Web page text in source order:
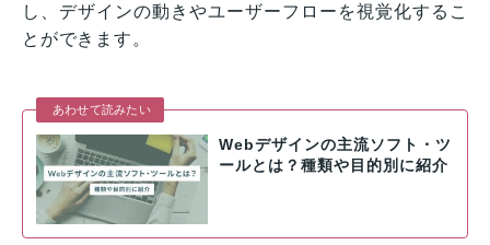
し、デザインの動きやユーザーフローを視覚化するこ
とができます。
あわせて読みたい
Webデザインの主流ソフト・ツ
ールとは？種類や目的別に紹介